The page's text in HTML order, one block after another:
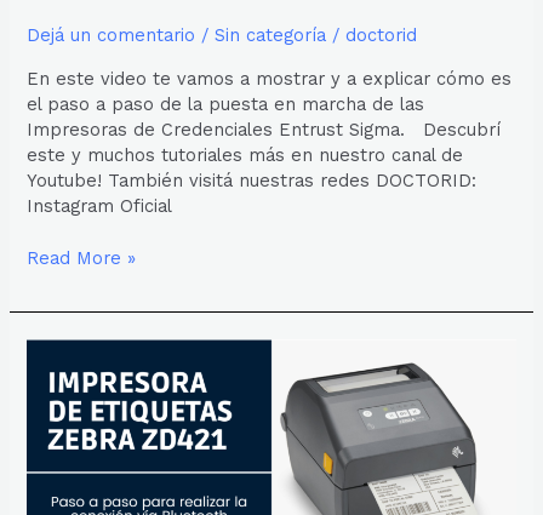
Dejá un comentario /Sin categoría / doctorid
En este video te vamos a mostrar y a explicar cómo es
el paso a paso de la puesta en marcha de las
Impresoras de Credenciales Entrust Sigma. Descubrí
este y muchos tutoriales más en nuestro canal de
Youtube! También visitá nuestras redes DOCTORID:
Instagram Oficial
Read More »
PASO
DE
LA
CONEXIÓN
BLUETOOTH